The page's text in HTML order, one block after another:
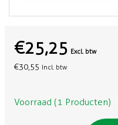
€25,25 Excl. btw
€30,55 Incl. btw
Voorraad (1 Producten)